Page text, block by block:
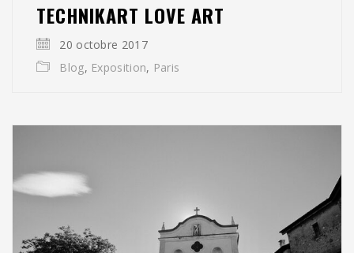
TECHNIKART LOVE ART
20 octobre 2017
Blog, Exposition, Paris